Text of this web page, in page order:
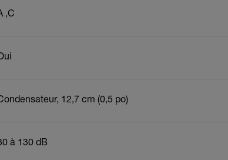
,C
12,7 cm (0,5 po)
à 130 dB